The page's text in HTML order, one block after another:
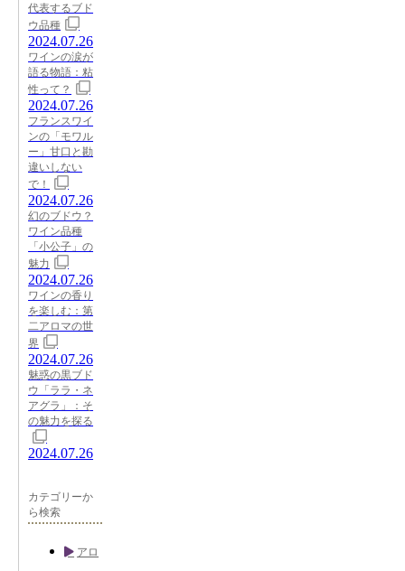
代表するブド
ウ品種
2024.07.26
ワインの涙が
語る物語：粘
性って？
2024.07.26
フランスワイ
ンの「モワル
ー」甘口と勘
違いしない
で！
2024.07.26
幻のブドウ？
ワイン品種
「小公子」の
魅力
2024.07.26
ワインの香り
を楽しむ：第
二アロマの世
界
2024.07.26
魅惑の黒ブド
ウ「ララ・ネ
アグラ」：そ
の魅力を探る
2024.07.26
カテゴリーか
ら検索
アロ